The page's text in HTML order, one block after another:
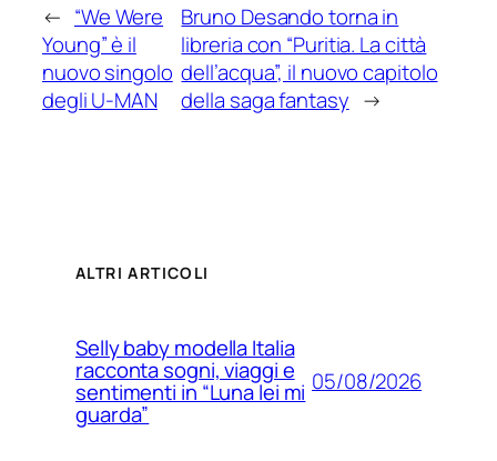
← “We Were
Young” è il
nuovo singolo
degli U-MAN
Bruno Desando torna in
libreria con “Puritia. La città
dell’acqua”, il nuovo capitolo
della saga fantasy →
ALTRI ARTICOLI
Selly baby modella Italia
racconta sogni, viaggi e
sentimenti in “Luna lei mi
guarda”
05/08/2026